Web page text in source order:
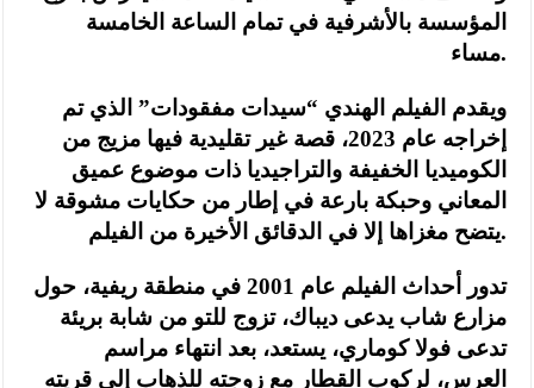
المؤسسة بالأشرفية في تمام الساعة الخامسة
مساء.
ويقدم الفيلم الهندي “سيدات مفقودات” الذي تم
إخراجه عام 2023، قصة غير تقليدية فيها مزيج من
الكوميديا الخفيفة والتراجيديا ذات موضوع عميق
المعاني وحبكة بارعة في إطار من حكايات مشوقة لا
يتضح مغزاها إلا في الدقائق الأخيرة من الفيلم.
تدور أحداث الفيلم عام 2001 في منطقة ريفية، حول
مزارع شاب يدعى ديباك، تزوج للتو من شابة بريئة
تدعى فولا كوماري، يستعد، بعد انتهاء مراسم
العرس، لركوب القطار مع زوجته للذهاب إلى قريته